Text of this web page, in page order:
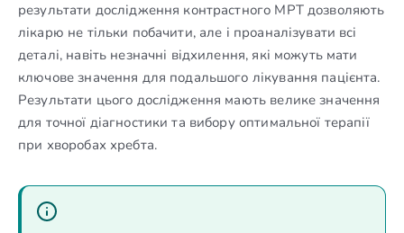
результати дослідження контрастного МРТ дозволяють
лікарю не тільки побачити, але і проаналізувати всі
деталі, навіть незначні відхилення, які можуть мати
ключове значення для подальшого лікування пацієнта.
Результати цього дослідження мають велике значення
для точної діагностики та вибору оптимальної терапії
при хворобах хребта.